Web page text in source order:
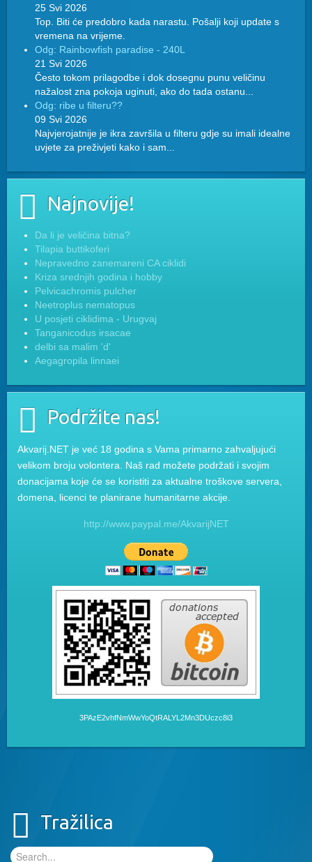
25 Svi 2026
Top. Biti će predobro kada narastu. Pošalji koji update s
vremena na vrijeme.
Odg: Rainbowfish paradise - 240L
21 Svi 2026
Često tokom prilagodbe i dok dosegnu punu veličinu
nažalost zna pokoja uginuti, ako do tada ostanu...
Odg: ribe u filteru??
09 Svi 2026
Najvjerojatnije je ikra završila u filteru gdje su imali idealne
uvjete za preživjeti kako i sam...
Najnovije!
Da li je veličina bitna?
Tilapia buttikoferi
Nepravedno zanemareni CA ciklidi
Kriza srednjih godina i hobby
Pelvicachromis pulcher
Neetroplus nematopus
U posjeti ciklidima - Urugvaj
Tanganicodus irsacae
delbi sa malim 'd'
Aegagropila linnaei
Podržite nas!
Akvarij.NET je već 18 godina s Vama primarno zahvaljujući
velikom broju volontera. Naš rad možete podržati i svojim
donacijama koje će se koristiti za aktualne troškove servera,
domena, licenci te planirane humanitarne akcije.
http://www.paypal.me/AkvarijNET
3PAzE2vhfNmWwYoQtRALYL2Mn3DUczc8i3
Tražilica